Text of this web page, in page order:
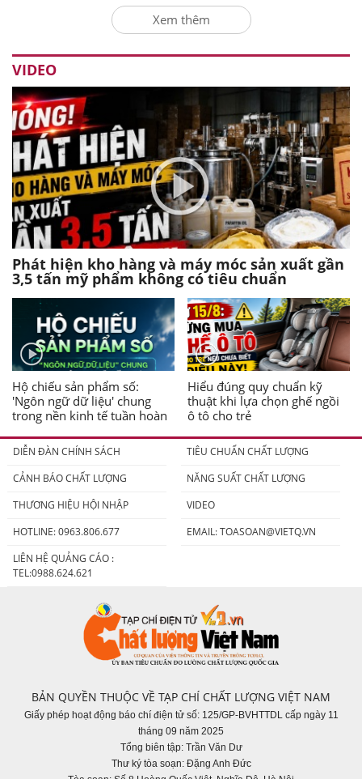
Xem thêm
VIDEO
Phát hiện kho hàng và máy móc sản xuất gần
3,5 tấn mỹ phẩm không có tiêu chuẩn
Hộ chiếu sản phẩm số:
'Ngôn ngữ dữ liệu' chung
trong nền kinh tế tuần hoàn
Hiểu đúng quy chuẩn kỹ
thuật khi lựa chọn ghế ngồi
ô tô cho trẻ
DIỄN ĐÀN CHÍNH SÁCH
TIÊU CHUẨN CHẤT LƯỢNG
CẢNH BÁO CHẤT LƯỢNG
NĂNG SUẤT CHẤT LƯỢNG
THƯƠNG HIỆU HỘI NHẬP
VIDEO
HOTLINE: 0963.806.677
EMAIL:TOASOAN@VIETQ.VN
LIÊN HỆ QUẢNG CÁO :
TEL:0988.624.621
BẢN QUYỀN THUỘC VỀ TẠP CHÍ CHẤT LƯỢNG VIỆT NAM
Giấy phép hoạt động báo chí điện tử số: 125/GP-BVHTTDL cấp ngày 11
tháng 09 năm 2025
Tổng biên tập: Trần Văn Dư
Thư ký tòa soạn: Đặng Anh Đức